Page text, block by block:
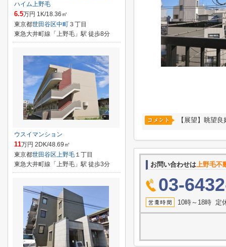
【展望】眺望良
お問い合わせは上野毛不
03-
10時～18時 定
ハイム上野毛
6.5万円 1K/18.36㎡
東京都世田谷区中町 ３丁目
東急大井町線「上野毛」駅 徒歩8分
ウスイマンション
11万円 2DK/48.69㎡
東京都世田谷区上野毛 １丁目
東急大井町線「上野毛」駅 徒歩3分